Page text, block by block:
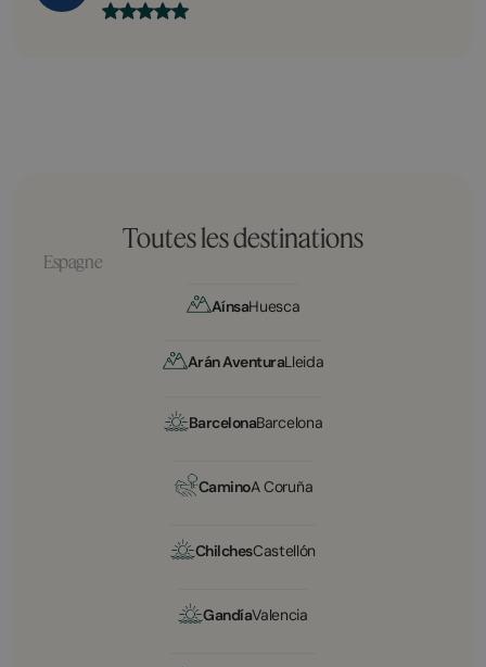
Toutes les destinations
Espagne
AínsaHuesca
Arán AventuraLleida
BarcelonaBarcelona
CaminoA Coruña
ChilchesCastellón
GandíaValencia